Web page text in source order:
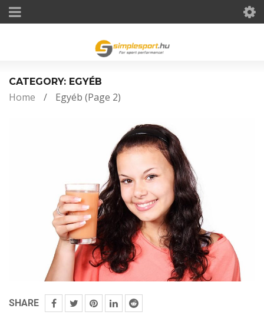
CATEGORY: EGYÉB
Home / Egyéb (Page 2)
SHARE